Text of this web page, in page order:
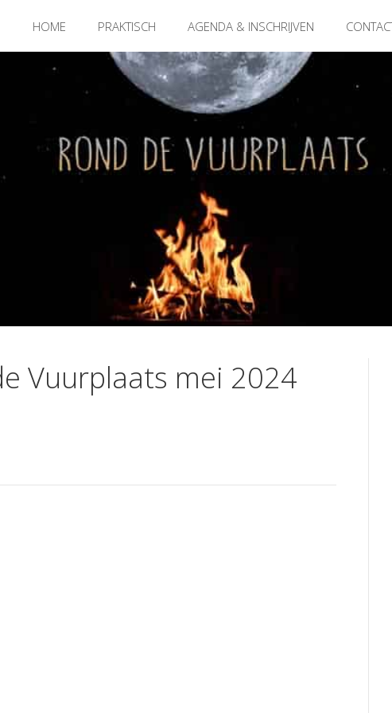
HOME PRAKTISCH AGENDA & INSCHRIJVEN
Vuurplaats mei 2024